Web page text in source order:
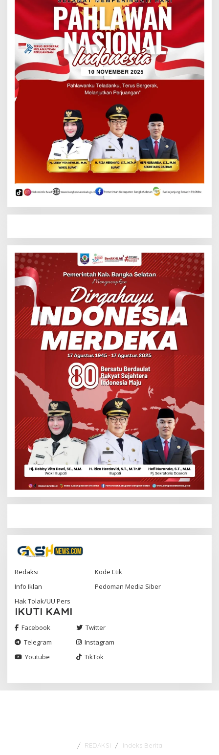
Redaksi
Kode Etik
Info Iklan
Pedoman Media Siber
Hak Tolak/UU Pers
IKUTI KAMI
Facebook
Twitter
Telegram
Instagram
Youtube
TikTok
REDAKSI Indeks Berita